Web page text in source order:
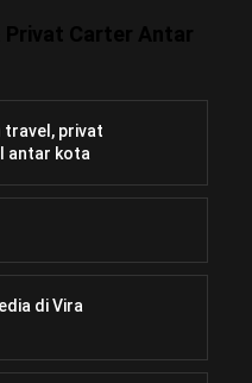
travel, privat
antar kota
di Vira